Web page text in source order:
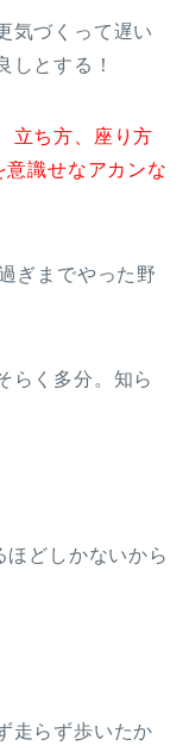
気づくって遅い
しとする！
立ち方、座り方
識せなアカンな
ぎまでやった野
らく多分。知ら
どしかないから
走らず歩いたか